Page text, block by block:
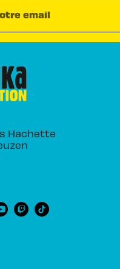
email
Hachette